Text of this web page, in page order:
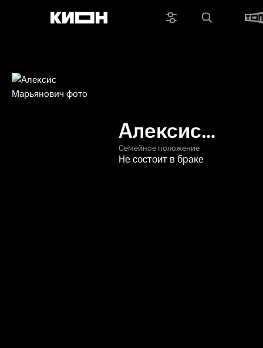
Алексис
Марьянович
Семейное положение
Не состоит в браке